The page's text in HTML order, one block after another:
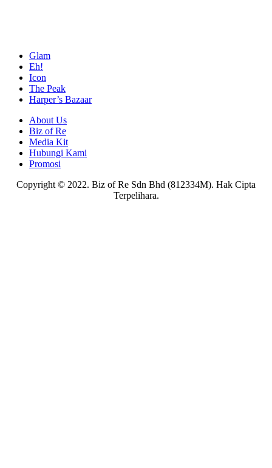
Glam
Eh!
Icon
The Peak
Harper’s Bazaar
About Us
Biz of Re
Media Kit
Hubungi Kami
Promosi
Copyright © 2022. Biz of Re Sdn Bhd (812334M). Hak Cipta
Terpelihara.